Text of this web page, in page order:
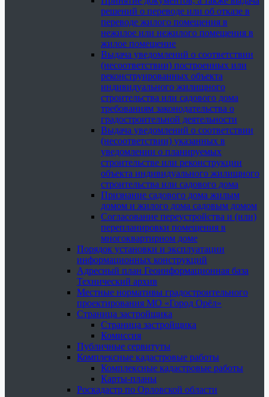
решений о переводе или об отказе в
переводе жилого помещения в
нежилое или нежилого помещения в
жилое помещение
Выдача уведомлений о соответствии
(несоответствии) построенных или
реконструированных объекта
индивидуального жилищного
строительства или садового дома
требованиям законодательства о
градостроительной деятельности
Выдача уведомлений о соответствии
(несоответствии) указанных в
уведомлении о планируемых
строительстве или реконструкции
объекта индивидуального жилищного
строительства или садового дома
Признание садового дома жилым
домом и жилого дома садовым домом
Согласование переустройства и (или)
перепланировки помещения в
многоквартирном доме
Порядок установки и эксплуатации
информационных конструкций
Адресный план Геоинформационная база
Технический архив
Местные нормативы градостроительного
проектирования МО «Город Орёл»
Страница застройщика
Страница застройщика
Комиссия
Публичные сервитуты
Комплексные кадастровые работы
Комплексные кадастровые работы
Карты-планы
Роскадастр по Орловской области